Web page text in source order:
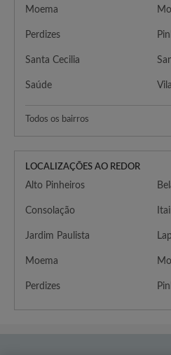
Moema
Perdizes
Santa Cecilia
Saúde
Todos os bairros
LOCALIZAÇÕES AO REDOR
Alto Pinheiros
Consolação
Jardim Paulista
Moema
Perdizes